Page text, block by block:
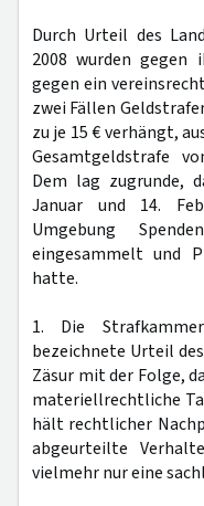
Durch Urteil des
2008 wurden gegen
gegen ein
zwei Fällen
zu je 15 € verhängt,
Gesamtgeldstrafe
Dem lag zugrunde,
Januar und 14.
Umgebung
eingesammelt und
hatte.
1. Die
bezeichnete Urteil
Zäsur mit der Folge,
materiellrechtliche
hält rechtlicher
abgeurteilte
vielmehr nur eine